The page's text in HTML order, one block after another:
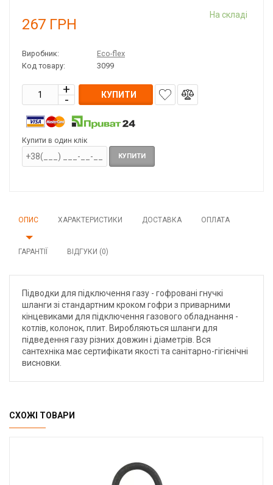
267 ГРН
На складі
Виробник:
Eco-flex
Код товару:
3099
КУПИТИ
Купити в один клік
КУПИТИ
ОПИС ХАРАКТЕРИСТИКИ ДОСТАВКА ОПЛАТА
ГАРАНТІЇ ВІДГУКИ (0)
Підводки для підключення газу - гофровані гнучкі
шланги зі стандартним кроком гофри з приварними
кінцевиками для підключення газового обладнання -
котлів, колонок, плит. Виробляються шланги для
підведення газу різних довжин і діаметрів. Вся
сантехніка має сертифікати якості та санітарно-гігієнічні
висновки.
СХОЖІ ТОВАРИ